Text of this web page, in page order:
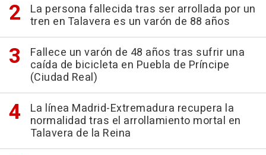
La persona fallecida tras ser arrollada por un
tren en Talavera es un varón de 88 años
Fallece un varón de 48 años tras sufrir una
caída de bicicleta en Puebla de Príncipe
(Ciudad Real)
La línea Madrid-Extremadura recupera la
normalidad tras el arrollamiento mortal en
Talavera de la Reina